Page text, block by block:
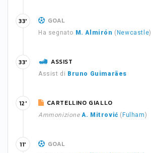
GOAL
Ha segnato M. Almirón ( Newcastle)
33'
ASSIST
Assist di Bruno Guimarães
33'
CARTELLINO GIALLO
Ammonizione A. Mitrović ( Fulham)
12'
GOAL
11'